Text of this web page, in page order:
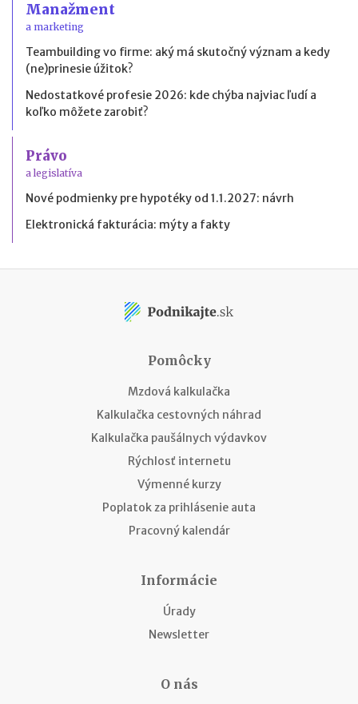
Manažment
a marketing
Teambuilding vo firme: aký má skutočný význam a kedy
(ne)prinesie úžitok?
Nedostatkové profesie 2026: kde chýba najviac ľudí a
koľko môžete zarobiť?
Právo
a legislatíva
Nové podmienky pre hypotéky od 1.1.2027: návrh
Elektronická fakturácia: mýty a fakty
Pomôcky
Mzdová kalkulačka
Kalkulačka cestovných náhrad
Kalkulačka paušálnych výdavkov
Rýchlosť internetu
Výmenné kurzy
Poplatok za prihlásenie auta
Pracovný kalendár
Informácie
Úrady
Newsletter
O nás